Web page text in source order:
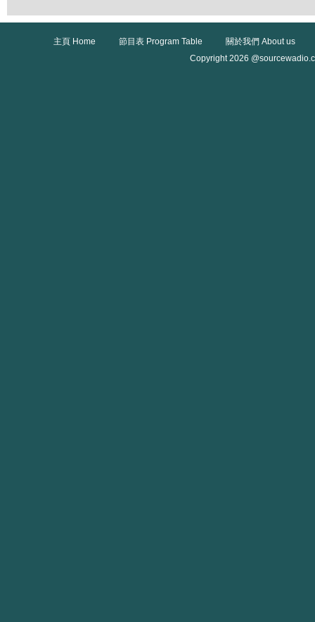
主頁 Home 節目表 Program Table
關於我們 About us
Copyright 2026